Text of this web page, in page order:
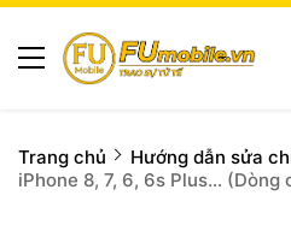
Trang chủ Hướng dẫn sửa
iPhone 8, 7, 6, 6s Plus... (Dòng